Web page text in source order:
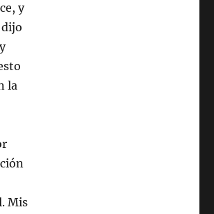
y
la
Mis